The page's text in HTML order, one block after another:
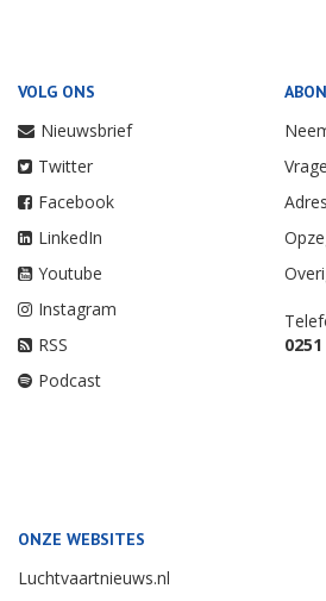
VOLG ONS
Nieuwsbrief
Twitter
Facebook
LinkedIn
Youtube
Instagram
RSS
Podcast
ONZE WEBSITES
Luchtvaartnieuws.nl